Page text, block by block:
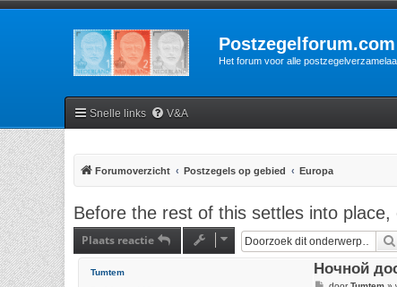
Postzegelforum.com
Het forum voor alle
Snelle links V&A
Forumoverzicht Postzegels op gebied Europa
Before the rest of this settles into
Plaats reactie
Tumtem
Ночной
B